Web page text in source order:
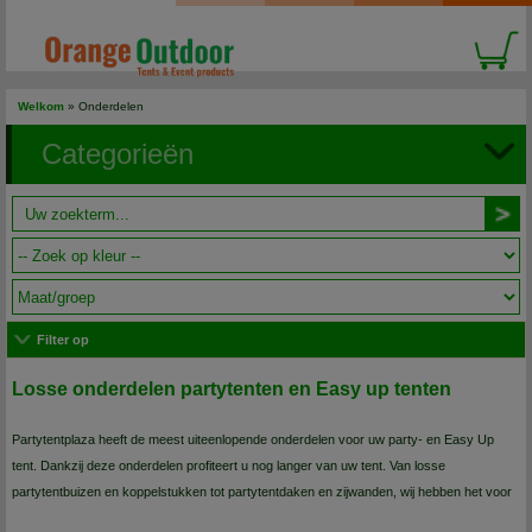
Welkom » Onderdelen
Categorieën
Filter op
Losse onderdelen partytenten en Easy up tenten
Partytentplaza heeft de meest uiteenlopende onderdelen voor uw party- en Easy Up
tent. Dankzij deze onderdelen profiteert u nog langer van uw tent. Van losse
partytentbuizen en koppelstukken tot partytentdaken en zijwanden, wij hebben het voor